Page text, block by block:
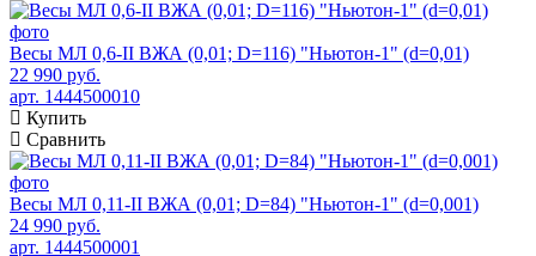
Весы МЛ 0,6-II ВЖА (0,01; D=116) "Ньютон-1" (d=0,01)
22 990 руб.
арт. 1444500010
Купить
Сравнить
Весы МЛ 0,11-II ВЖА (0,01; D=84) "Ньютон-1" (d=0,001)
24 990 руб.
арт. 1444500001